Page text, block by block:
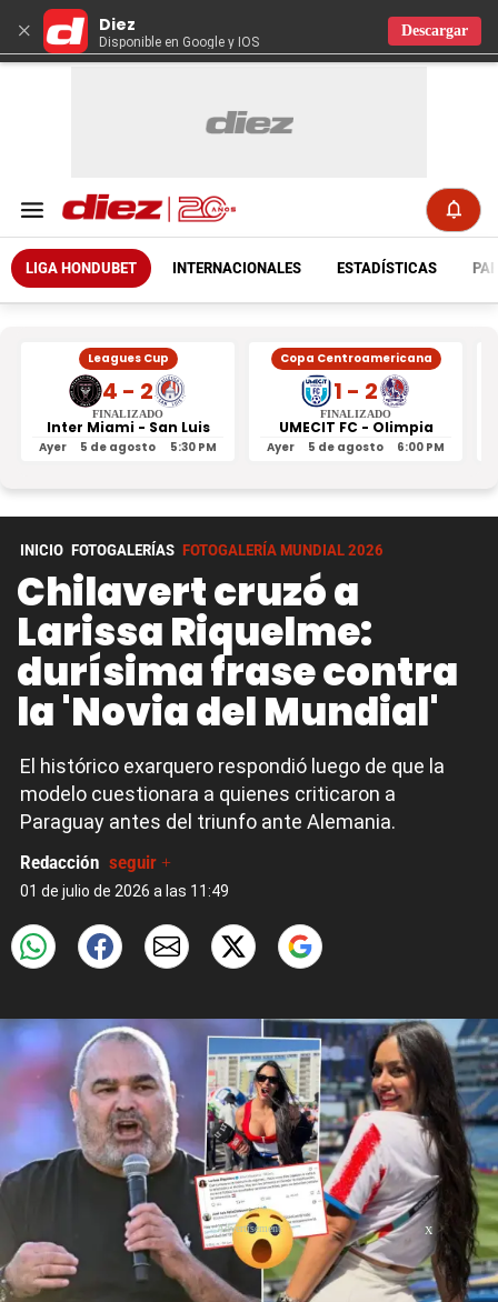
× Diez
Disponible en Google y IOS
Descargar
LIGA HONDUBET INTERNACIONALES ESTADÍSTICAS
Leagues Cup
4 - 2
FINALIZADO
Inter Miami - San Luis
Ayer 5 de agosto 5:30 PM
Copa Centroamericana
1 - 2
FINALIZADO
UMECIT FC - Olimpia
Ayer 5 de agosto 6:00 PM
INICIO FOTOGALERÍAS FOTOGALERÍA MUNDIAL 2026
Chilavert cruzó a
Larissa Riquelme:
durísima frase contra
la 'Novia del Mundial'
El histórico exarquero respondió luego de que la
modelo cuestionara a quienes criticaron a
Paraguay antes del triunfo ante Alemania.
Redacción seguir +
01 de julio de 2026 a las 11:49
X